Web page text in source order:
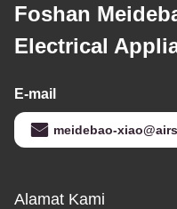
Foshan
Electrical
E-mail
meidebao-
Alamat Kami